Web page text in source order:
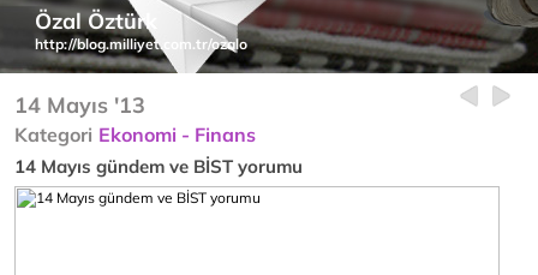
Özal Öztürk
http://blog.milliyet.com.tr/ozalo
14 Mayıs '13
Kategori Ekonomi - Finans
14 Mayıs gündem ve BİST yorumu